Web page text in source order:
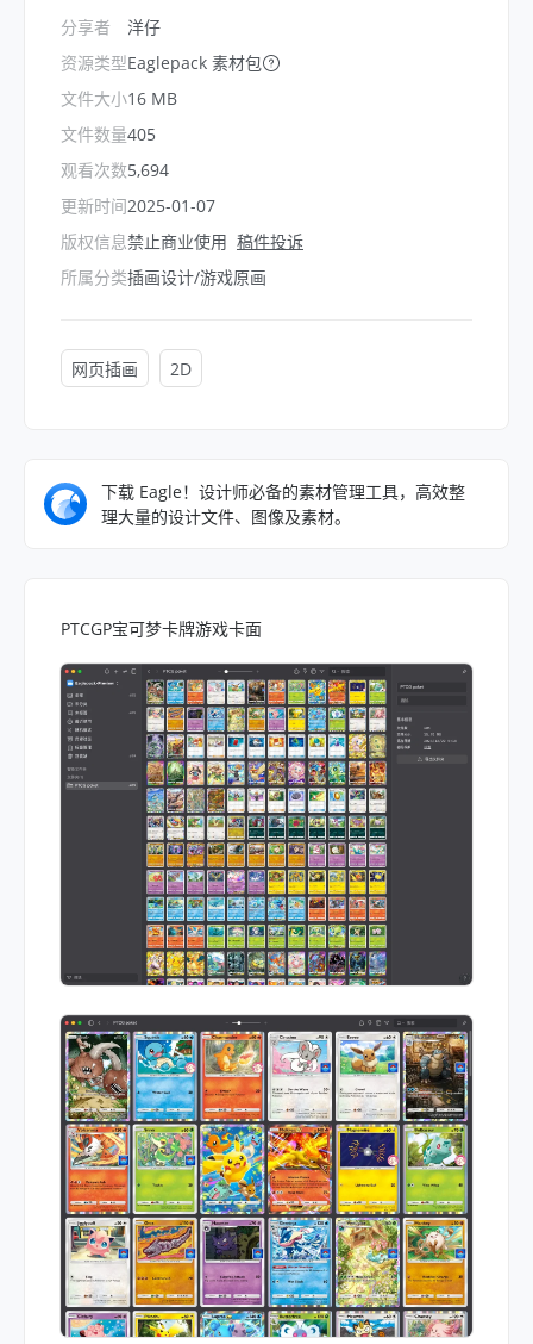
分享者
资源类型
文件大小
文件数量
观看次数
更新时间
版权信息
所属分类
洋仔
Eaglepack 素材包
16 MB
405
5,694
2025-01-07
禁止商业使用 稿件投诉
插画设计/游戏原画
网页插画 2D
下载 Eagle！设计师必备的素材管理工具，高效整
理大量的设计文件、图像及素材。
PTCGP宝可梦卡牌游戏卡面